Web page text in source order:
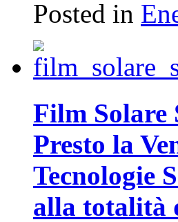
Posted in
Film Solare
Presto la
Tecnologie
alla totalità